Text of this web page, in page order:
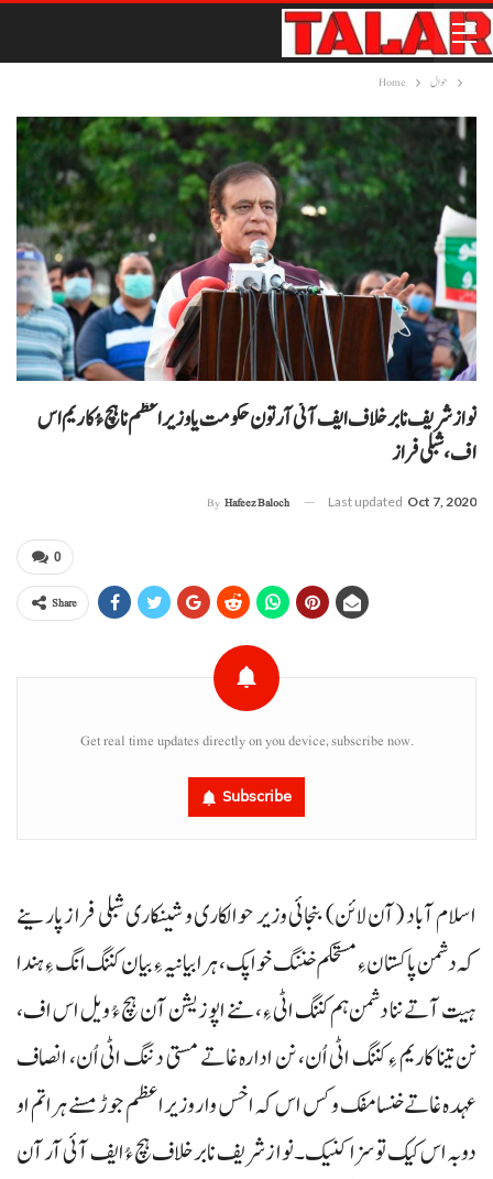
Home حوال
نواز شریف نا برخلاف ایف آئی آر تون حکومت یا وزیر اعظم نا ہچ ءُ کاریم اس
اف، شبلی فراز
By Hafeez Baloch Last updated Oct 7, 2020
0
Share
Get real time updates directly on you device, subscribe now.
Subscribe
اسلام آباد (آن لائن) بنجائی وزیر حوالکاری و شینکاری شبلی فراز پارینے
کہ دشمن پاکستان ءِ مستحکم خننگ خواپک، ہرا بیانیہ ءِ بیان کننگ انگ ءِ ہندا
ہیت آتے ننا دشمن ہم کننگ اٹی ءِ، ننے اپوزیشن آن ہچ ءُ ویل اس اف،
نن تینا کاریم ءِ کننگ اٹی اُن، نن ادارہ غاتے مستی دننگ اٹی اُن، انصاف
عہدہ غاتے خنسا مفک و کس اس کہ اخس وار وزیراعظم جوڑ مسنے ہراتم او
دوبہ اس کیک تو سزا کنیک۔ نواز شریف نا برخلاف ہچ ءُ ایف آئی آر آن